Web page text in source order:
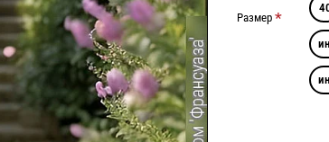
Размер